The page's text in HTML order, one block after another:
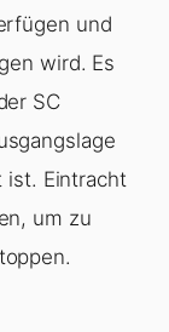
und
wird. Es
SC
ist. Eintracht
um zu